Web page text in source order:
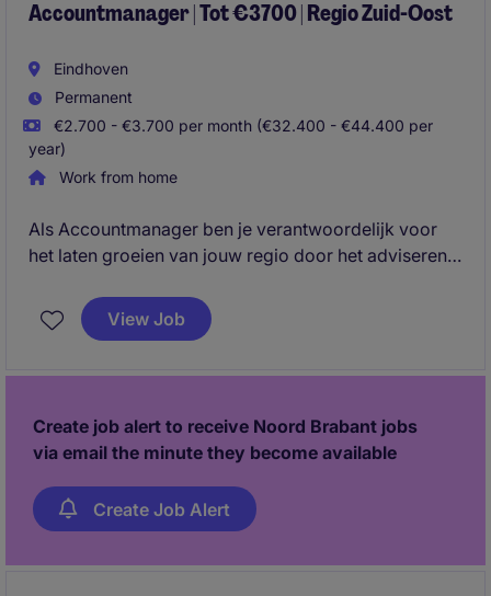
Accountmanager | Tot €3700 | Regio Zuid-Oost
Eindhoven
Permanent
€2.700 - €3.700 per month (€32.400 - €44.400 per
year)
Work from home
Als Accountmanager ben je verantwoordelijk voor
het laten groeien van jouw regio door het adviseren
technische oplossingen aan B2B-klanten. Je
combineert new business met het uitbouwen van
View Job
Create job alert to receive Noord Brabant jobs
via email the minute they become available
Create Job Alert